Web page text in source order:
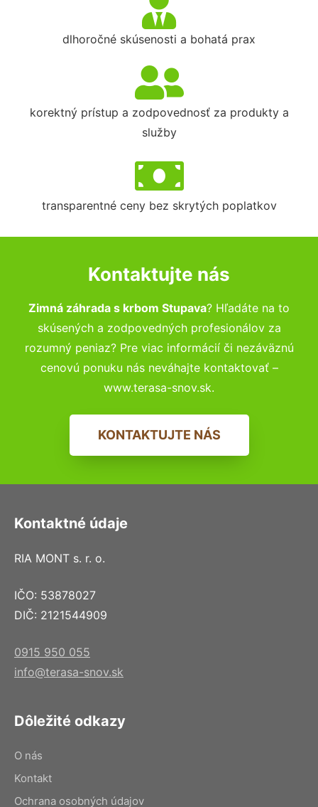
dlhoročné skúsenosti a bohatá prax
korektný prístup a zodpovednosť za produkty a
služby
transparentné ceny bez skrytých poplatkov
Kontaktujte nás
Zimná záhrada s krbom Stupava? Hľadáte na to
skúsených a zodpovedných profesionálov za
rozumný peniaz? Pre viac informácií či nezáväznú
cenovú ponuku nás neváhajte kontaktovať –
www.terasa-snov.sk.
KONTAKTUJTE NÁS
Kontaktné údaje
RIA MONT s. r. o.
IČO: 53878027
DIČ: 2121544909
0915 950 055
info@terasa-snov.sk
Dôležité odkazy
O nás
Kontakt
Ochrana osobných údajov